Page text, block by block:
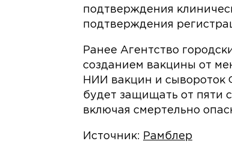
подтверждения
подтверждения
Ранее Агентство
созданием вакцины от
НИИ вакцин и сывороток
будет защищать от пяти
включая смертельно
Источник: Рамблер